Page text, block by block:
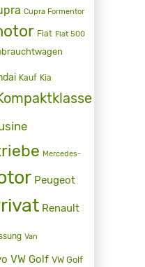
Cupra Formentor
Fiat Fiat 500
Kauf Kia
Mercedes-
Peugeot
Renault
Van
VW Golf VW Golf